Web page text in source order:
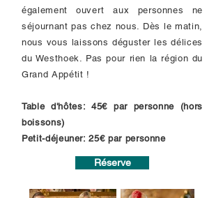
également ouvert aux personnes ne
séjournant pas chez nous. Dès le matin,
nous vous laissons déguster les délices
du Westhoek. Pas pour rien la région du
Grand Appétit !
Table d'hôtes: 45€ par personne (hors
boissons)
Petit-déjeuner: 25€ par personne
Réserve